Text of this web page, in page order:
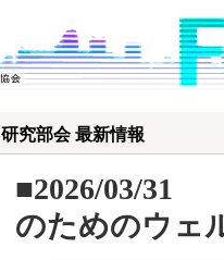
研究部会 最新情報
■2026/03/31
のためのウェ